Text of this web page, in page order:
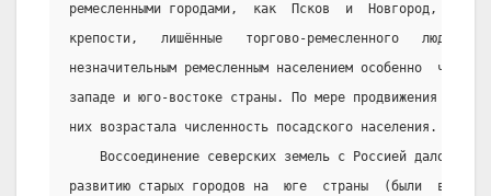
ремесленными городами,  как  Псков  и  Новгород,
крепости,   лишённые   торгово-ремесленного   люда.
незначительным ремесленным населением особенно
западе и юго-востоке страны. По мере продвижения
них возрастала численность посадского населения.
Воссоединение северских земель с Россией дало
развитию старых городов на  юге  страны  (были